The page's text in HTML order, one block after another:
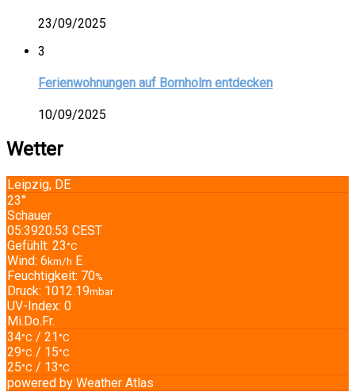
23/09/2025
3
Ferienwohnungen auf Bornholm entdecken
10/09/2025
Wetter
Leipzig, DE
23°
Schauer
05:3920:53 CEST
Gefühlt: 23°C
Wind: 6 km/h E
Feuchtigkeit: 70%
Druck: 1012.19mbar
UV-Index: 0
Mi. Do. Fr.
34°C / 21 °C
29°C / 15°C
25°C / 13°C
powered by Weather Atlas